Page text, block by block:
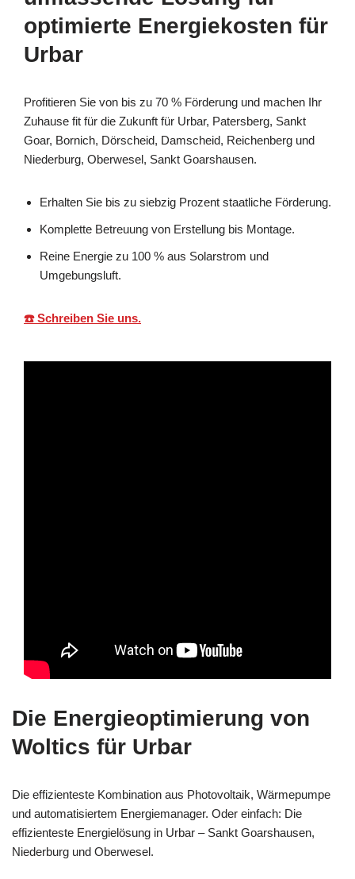
optimierte Energiekosten für
Urbar
Profitieren Sie von bis zu 70 % Förderung und machen Ihr
Zuhause fit für die Zukunft für Urbar, Patersberg, Sankt
Goar, Bornich, Dörscheid, Damscheid, Reichenberg und
Niederburg, Oberwesel, Sankt Goarshausen.
Erhalten Sie bis zu siebzig Prozent staatliche Förderung.
Komplette Betreuung von Erstellung bis Montage.
Reine Energie zu 100 % aus Solarstrom und
Umgebungsluft.
☎️ Schreiben Sie uns.
Die Energieoptimierung von
Woltics für Urbar
Die effizienteste Kombination aus Photovoltaik, Wärmepumpe
und automatisiertem Energiemanager. Oder einfach: Die
effizienteste Energielösung in Urbar – Sankt Goarshausen,
Niederburg und Oberwesel.